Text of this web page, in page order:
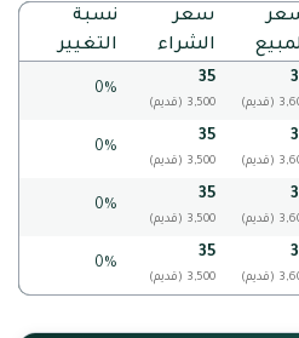
سعر
الشراء
نسبة
التغيير
3,600
35
(قديم) 3,500
0%
3,600
35
(قديم) 3,500
0%
3,600
35
(قديم) 3,500
0%
3,600
35
(قديم) 3,500
0%